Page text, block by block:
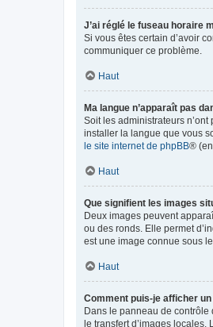
J’ai réglé le fuseau horaire
Si vous êtes certain d’avoir
communiquer ce problème.
Haut
Ma langue n’apparaît pas
Soit les administrateurs
installer la langue que vous
le site internet de phpBB®
Haut
Que signifient les images
Deux images peuvent
ou des ronds. Elle permet
est une image connue sous
Haut
Comment puis-je afficher
Dans le panneau de contrôle
le transfert d’images